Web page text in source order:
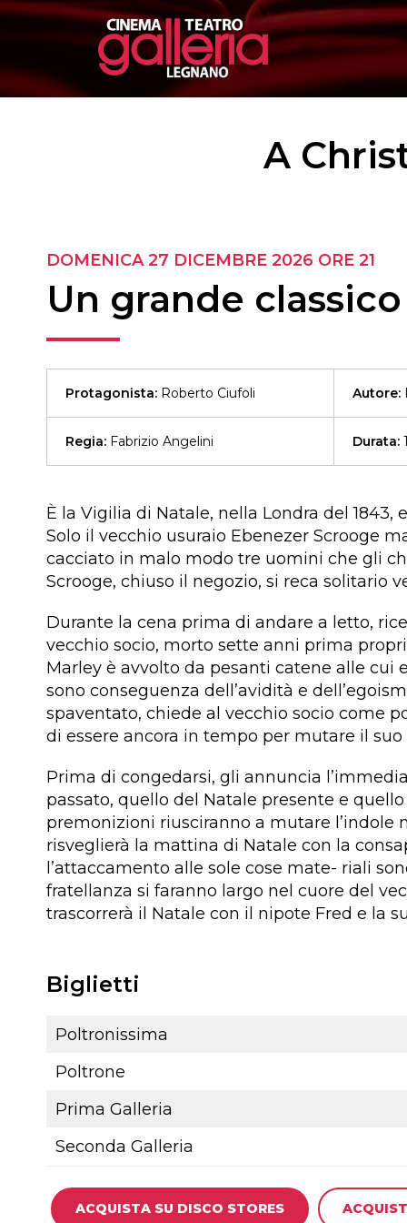
A
DOMENICA 27 DICEMBRE 2026 ORE 21
Un grande
Protagonista: Roberto Ciufoli Autore:
Regia: Fabrizio Angelini Durata:
È la Vigilia di Natale, nella Londra del
Solo il vecchio usuraio Ebenezer Scrooge
cacciato in malo modo tre uomini che gli
Scrooge, chiuso il negozio, si reca solitario
Durante la cena prima di andare a letto,
vecchio socio, morto sette anni prima
Marley è avvolto da pesanti catene alle cui
sono conseguenza dell’avidità e
spaventato, chiede al vecchio socio come
di essere ancora in tempo per mutare il suo
Prima di congedarsi, gli annuncia
passato, quello del Natale presente e
premonizioni riusciranno a mutare l’indole
risveglierà la mattina di Natale con la
l’attaccamento alle sole cose mate- riali
fratellanza si faranno largo nel cuore del
trascorrerà il Natale con il nipote Fred e la
Biglietti
Poltronissima
Poltrone
Prima Galleria
Seconda Galleria
ACQUISTA SU DISCO STORES